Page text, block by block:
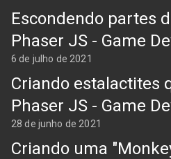
Escondendo partes
Phaser JS - Game
6 de julho de 2021
Criando estalactites
Phaser JS - Game
28 de junho de 2021
Criando uma